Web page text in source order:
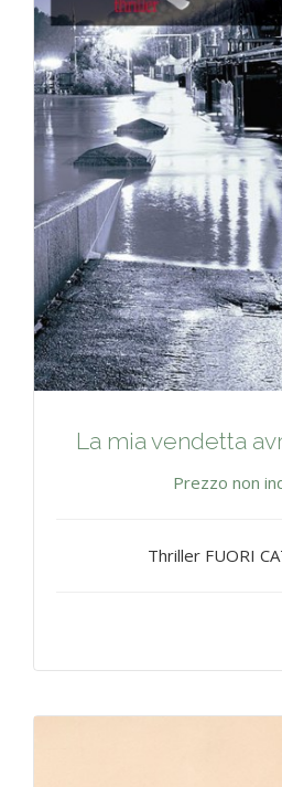
La mia vendetta
Prezzo non
Thriller FUORI